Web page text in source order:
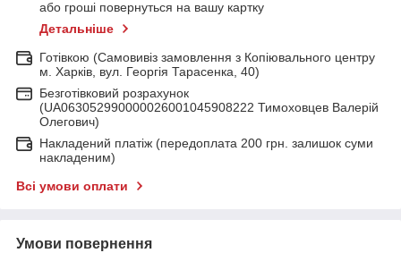
або гроші повернуться на вашу картку
Детальніше
Готівкою (Самовивіз замовлення з Копіювального центру
м. Харків, вул. Георгія Тарасенка, 40)
Безготівковий розрахунок
(UA063052990000026001045908222 Тимоховцев Валерій
Олегович)
Накладений платіж (передоплата 200 грн. залишок суми
накладеним)
Всі умови оплати
Умови повернення